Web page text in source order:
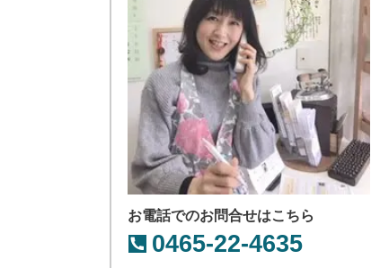
お電話でのお問合せはこちら
0465-22-4635